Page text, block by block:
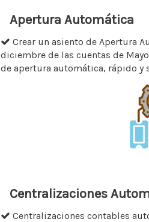
Apertura Automática
Crear un asiento de Apertura
diciembre de las cuentas de
de apertura automática, rápido y
Centralizaciones
Centralizaciones contables